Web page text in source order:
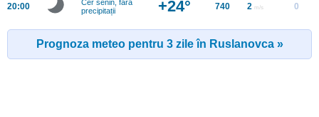
20:00
Cer senin, fără
precipitații
+24° 740 2 m/s 0
Prognoza meteo pentru 3 zile în Ruslanovca »